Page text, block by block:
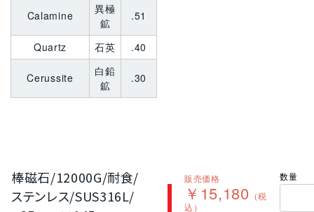
Calamine
異極
鉱
.51
Quartz 石英 .40
Cerussite
白鉛
鉱
.30
棒磁石/12000G/耐食/
ステンレス/SUS316L/
販売価格
￥15,180 （税
込）
数量